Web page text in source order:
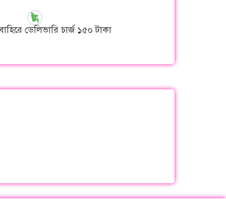
ডেলিভারি চার্জ ১৫০ টাকা